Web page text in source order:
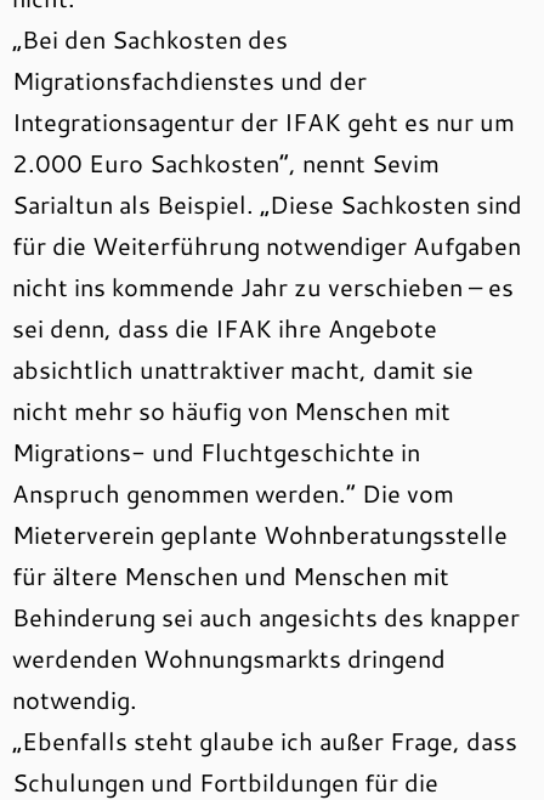
„Bei den Sachkosten des
Migrationsfachdienstes und der
Integrationsagentur der IFAK geht es nur um
2.000 Euro Sachkosten“, nennt Sevim
Sarialtun als Beispiel. „Diese Sachkosten sind
für die Weiterführung notwendiger Aufgaben
nicht ins kommende Jahr zu verschieben – es
sei denn, dass die IFAK ihre Angebote
absichtlich unattraktiver macht, damit sie
nicht mehr so häufig von Menschen mit
Migrations- und Fluchtgeschichte in
Anspruch genommen werden.“ Die vom
Mieterverein geplante Wohnberatungsstelle
für ältere Menschen und Menschen mit
Behinderung sei auch angesichts des knapper
werdenden Wohnungsmarkts dringend
notwendig.
„Ebenfalls steht glaube ich außer Frage, dass
Schulungen und Fortbildungen für die